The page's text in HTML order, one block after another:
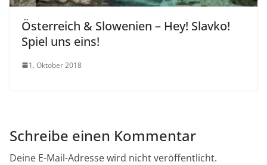
Österreich & Slowenien – Hey! Slavko!
Spiel uns eins!
1. Oktober 2018
Schreibe einen Kommentar
Deine E-Mail-Adresse wird nicht veröffentlicht.